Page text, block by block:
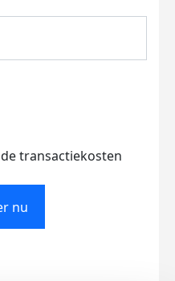
transactiekosten
nu